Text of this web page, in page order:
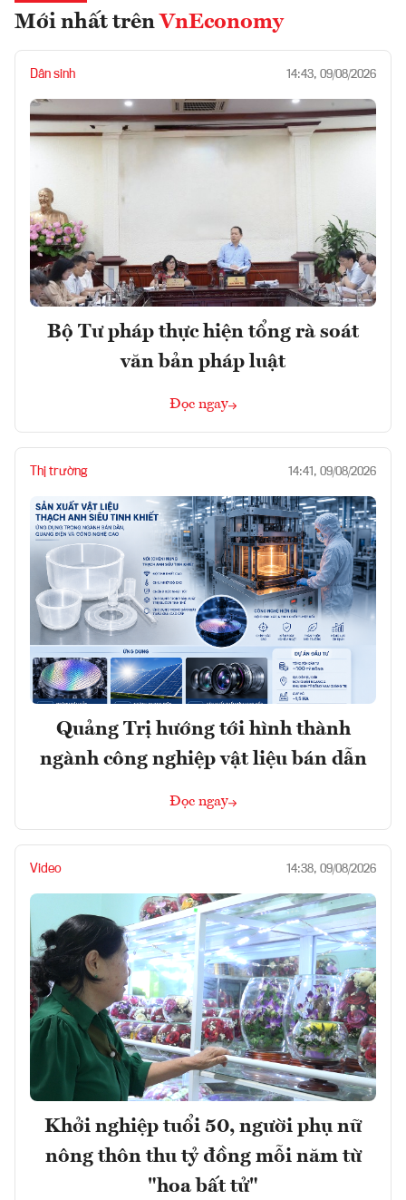
Mới nhất trên VnEconomy
Dân sinh 14:43, 09/08/2026
Bộ Tư pháp thực hiện tổng rà soát
văn bản pháp luật
Đọc ngay
Thị trường 14:41, 09/08/2026
Quảng Trị hướng tới hình thành
ngành công nghiệp vật liệu bán dẫn
Đọc ngay
Video 14:38, 09/08/2026
Khởi nghiệp tuổi 50, người phụ nữ
nông thôn thu tỷ đồng mỗi năm từ
"hoa bất tử"